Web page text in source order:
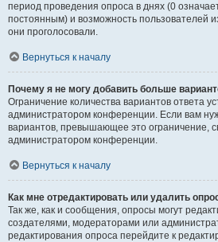
период проведения опроса в днях (0
постоянным) и возможность пользователей
они проголосовали.
Вернуться к началу
Почему я не могу добавить больше
Ограничение количества вариантов ответа
администратором конференции. Если вам
вариантов, превышающее это ограничение,
администратором конференции.
Вернуться к началу
Как мне отредактировать или удалить
Так же, как и сообщения, опросы могут
создателями, модераторами или
редактирования опроса перейдите к